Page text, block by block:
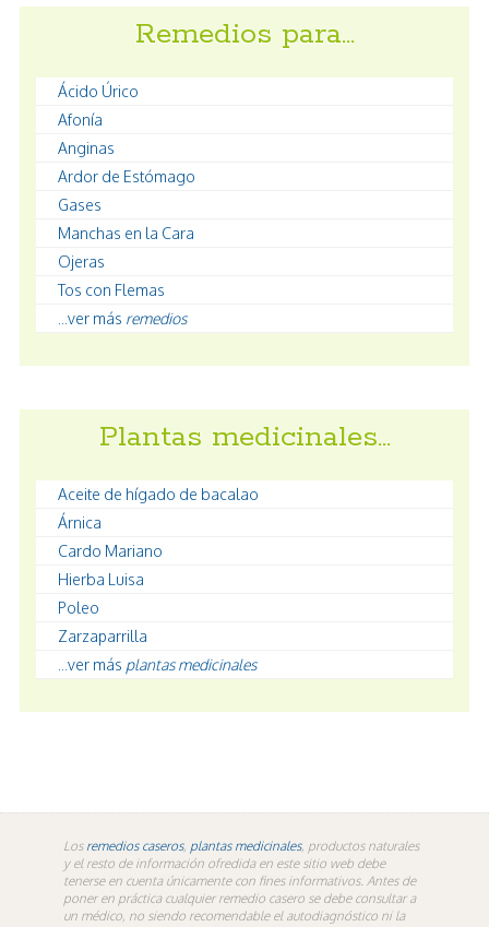
Remedios para…
Ácido Úrico
Afonía
Anginas
Ardor de Estómago
Gases
Manchas en la Cara
Ojeras
Tos con Flemas
...ver más remedios
Plantas medicinales…
Aceite de hígado de bacalao
Árnica
Cardo Mariano
Hierba Luisa
Poleo
Zarzaparrilla
...ver más plantas medicinales
Los remedios caseros, plantas medicinales, productos naturales
y el resto de información ofredida en este sitio web debe
tenerse en cuenta únicamente con fines informativos. Antes de
poner en práctica cualquier remedio casero se debe consultar a
un médico, no siendo recomendable el autodiagnóstico ni la